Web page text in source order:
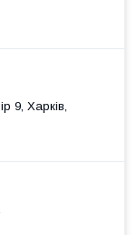
9, Харків,